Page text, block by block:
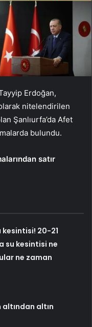
Erdoğan,
nitelendirilen
Şanlıurfa’da Afet
bulundu.
satır
kesintisi! 20-21
su kesintisi ne
ne zaman
altından altın